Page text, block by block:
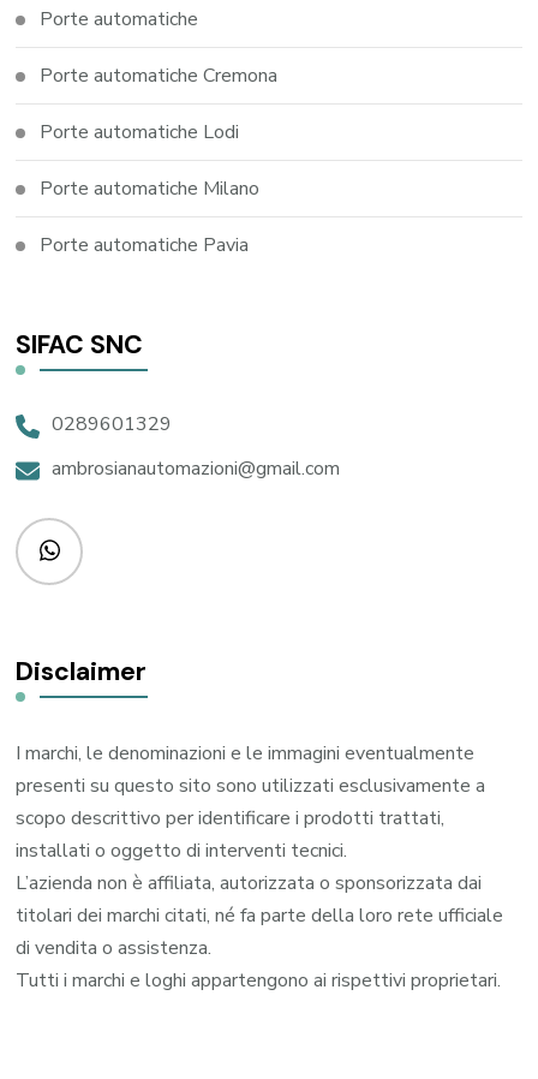
Porte automatiche
Porte automatiche Cremona
Porte automatiche Lodi
Porte automatiche Milano
Porte automatiche Pavia
SIFAC SNC
0289601329
ambrosianautomazioni@gmail.com
Disclaimer
I marchi, le denominazioni e le immagini eventualmente
presenti su questo sito sono utilizzati esclusivamente a
scopo descrittivo per identificare i prodotti trattati,
installati o oggetto di interventi tecnici.
L’azienda non è affiliata, autorizzata o sponsorizzata dai
titolari dei marchi citati, né fa parte della loro rete ufficiale
di vendita o assistenza.
Tutti i marchi e loghi appartengono ai rispettivi proprietari.